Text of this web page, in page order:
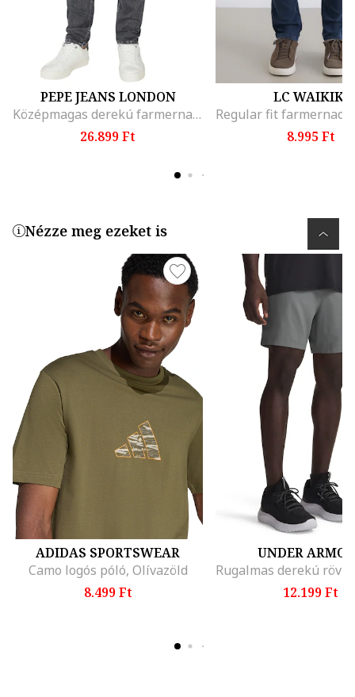
PEPE JEANS LONDON
Középmagas derekú farmernadrág, Sötétszürke
26.899 Ft
LC WAIKIKI
8.995 Ft
Nézze meg ezeket is
ADIDAS SPORTSWEAR
Camo logós póló, Olívazöld
8.499 Ft
UNDER
12.199 Ft